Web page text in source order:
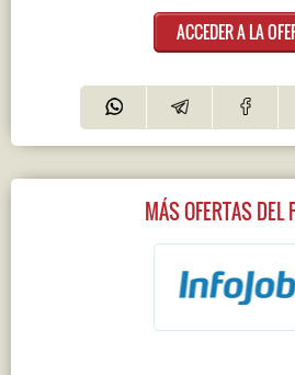
ACCEDER A LA
MÁS OFERTAS DEL